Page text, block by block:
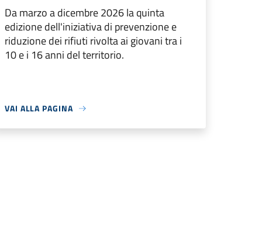
Da marzo a dicembre 2026 la quinta
edizione dell'iniziativa di prevenzione e
riduzione dei rifiuti rivolta ai giovani tra i
10 e i 16 anni del territorio.
VAI ALLA PAGINA